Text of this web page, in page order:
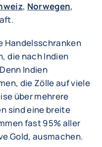
, Norwegen,
Handelsschranken
die nach Indien
Indien
die Zölle auf viele
über mehrere
sind eine breite
fast 95% aller
Gold, ausmachen.